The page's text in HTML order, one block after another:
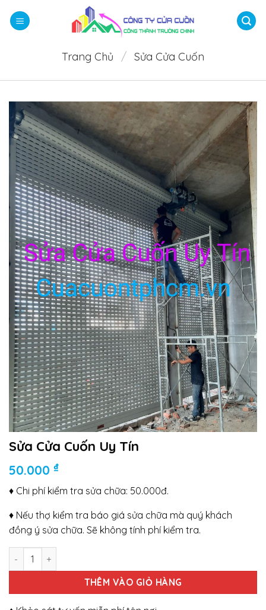
qua
Trang Chủ / Sửa Cửa Cuốn
Sửa Cửa Cuốn Uy Tín
50.000 ₫
♦ Chi phí kiểm tra sửa chữa: 50.000đ.
♦ Nếu thợ kiểm tra báo giá sửa chữa mà quý khách
đồng ý sửa chữa. Sẽ không tính phí kiểm tra.
Số lượng
THÊM VÀO GIỎ HÀNG